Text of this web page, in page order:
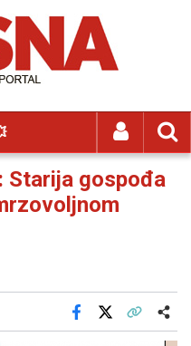
Starija gospođa
Facebook